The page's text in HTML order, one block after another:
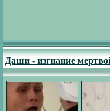
Даши - изгнание